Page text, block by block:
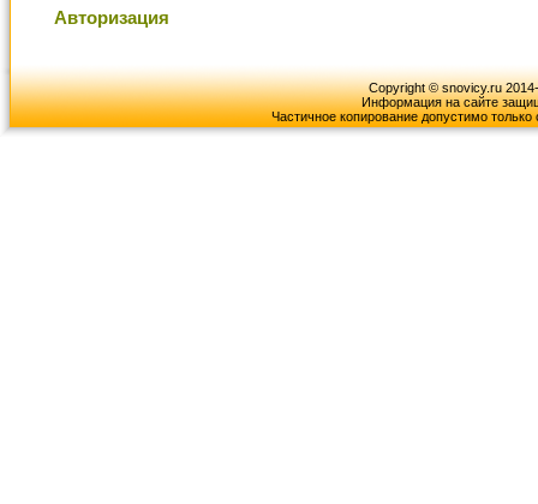
Авторизация
Copyright © snovicy.ru
Информация на сайте
Частичное копирование допустимо только